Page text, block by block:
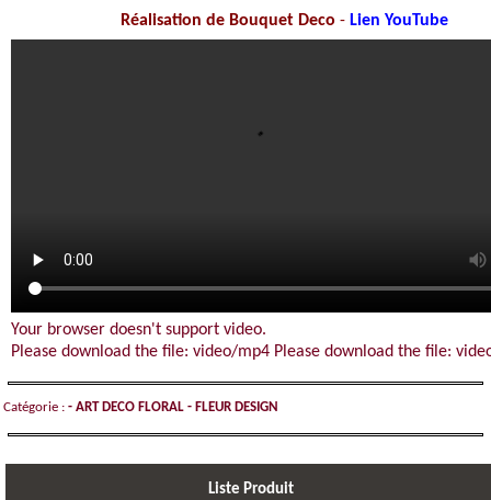
Réalisation de Bouquet Deco - Lien YouTube
Your browser doesn't support video.
Please download the file:video/mp4 Please download the file:
Catégorie :-ART DECO FLORAL - FLEUR DESIGN
Liste Produit